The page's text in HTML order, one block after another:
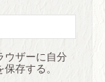
ウザーに自分
存する。